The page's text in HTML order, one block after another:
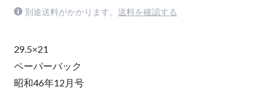
別途送料がかかります。 送料を確認する
29.5×21
ペーパーバック
昭和46年12月号